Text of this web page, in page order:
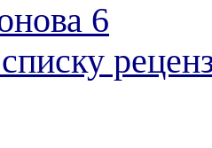
6